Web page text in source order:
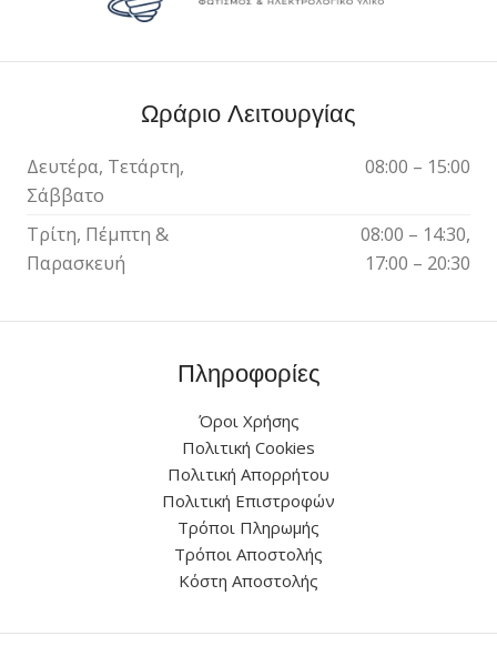
Ωράριο Λειτουργίας
Δευτέρα, Τετάρτη,
Σάββατο
08:00 – 15:00
Τρίτη, Πέμπτη &
Παρασκευή
08:00 – 14:30,
17:00 – 20:30
Πληροφορίες
Όροι Χρήσης
Πολιτική Cookies
Πολιτική Απορρήτου
Πολιτική Επιστροφών
Τρόποι Πληρωμής
Τρόποι Αποστολής
Κόστη Αποστολής